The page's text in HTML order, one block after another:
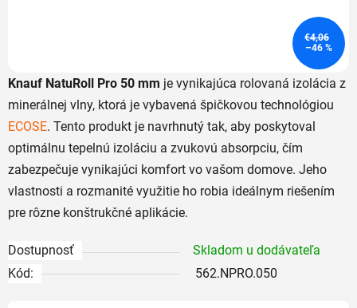
Knauf NatuRoll Pro 50 mm je vynikajúca rolovaná izolácia z
minerálnej vlny, ktorá je vybavená špičkovou technológiou
ECOSE. Tento produkt je navrhnutý tak, aby poskytoval
optimálnu tepelnú izoláciu a zvukovú absorpciu, čím
zabezpečuje vynikajúci komfort vo vašom domove. Jeho
vlastnosti a rozmanité využitie ho robia ideálnym riešením
pre rôzne konštrukčné aplikácie.
Dostupnosť
Skladom u dodávateľa
Kód:
562.NPRO.050
€4,06
–46 %